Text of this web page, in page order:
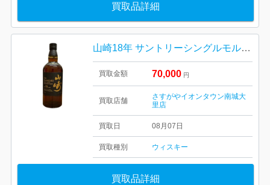
買取品詳細
山崎18年 サントリーシングルモルトウイスキー 箱なし
買取金額 70,000 円
買取店舗
さすがやイオンタウン南城大
里店
買取日 08月07日
買取種別 ウィスキー
買取品詳細